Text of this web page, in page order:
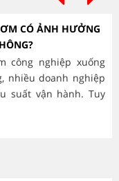
CÓ ẢNH HƯỞNG
công nghiệp xuống
nhiều doanh nghiệp
suất vận hành. Tuy